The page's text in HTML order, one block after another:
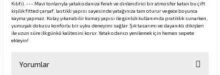
Kılıfı). --- Mavi tonlarıyla yatak odanıza ferah ve dinlendirici bir atmosfer katan bu çift
kişilik fitted çarşaf, lastikli yapısı sayesinde yatağınıza tam oturur ve gece boyunca
kayma yapmaz. Kolay yıkanabilir kumaş yapısı ile günlük kullanımda pratiklik sunarken,
yumuşak dokusu konforlu bir uyku deneyimi sağlar. Şık tasarımı ve dayanıklı dikişleri
ile uzun süre ilk günkü kalitesini korur. Yatak odanızı yenilemek için hemen sepete
ekleyin!
Yorumlar